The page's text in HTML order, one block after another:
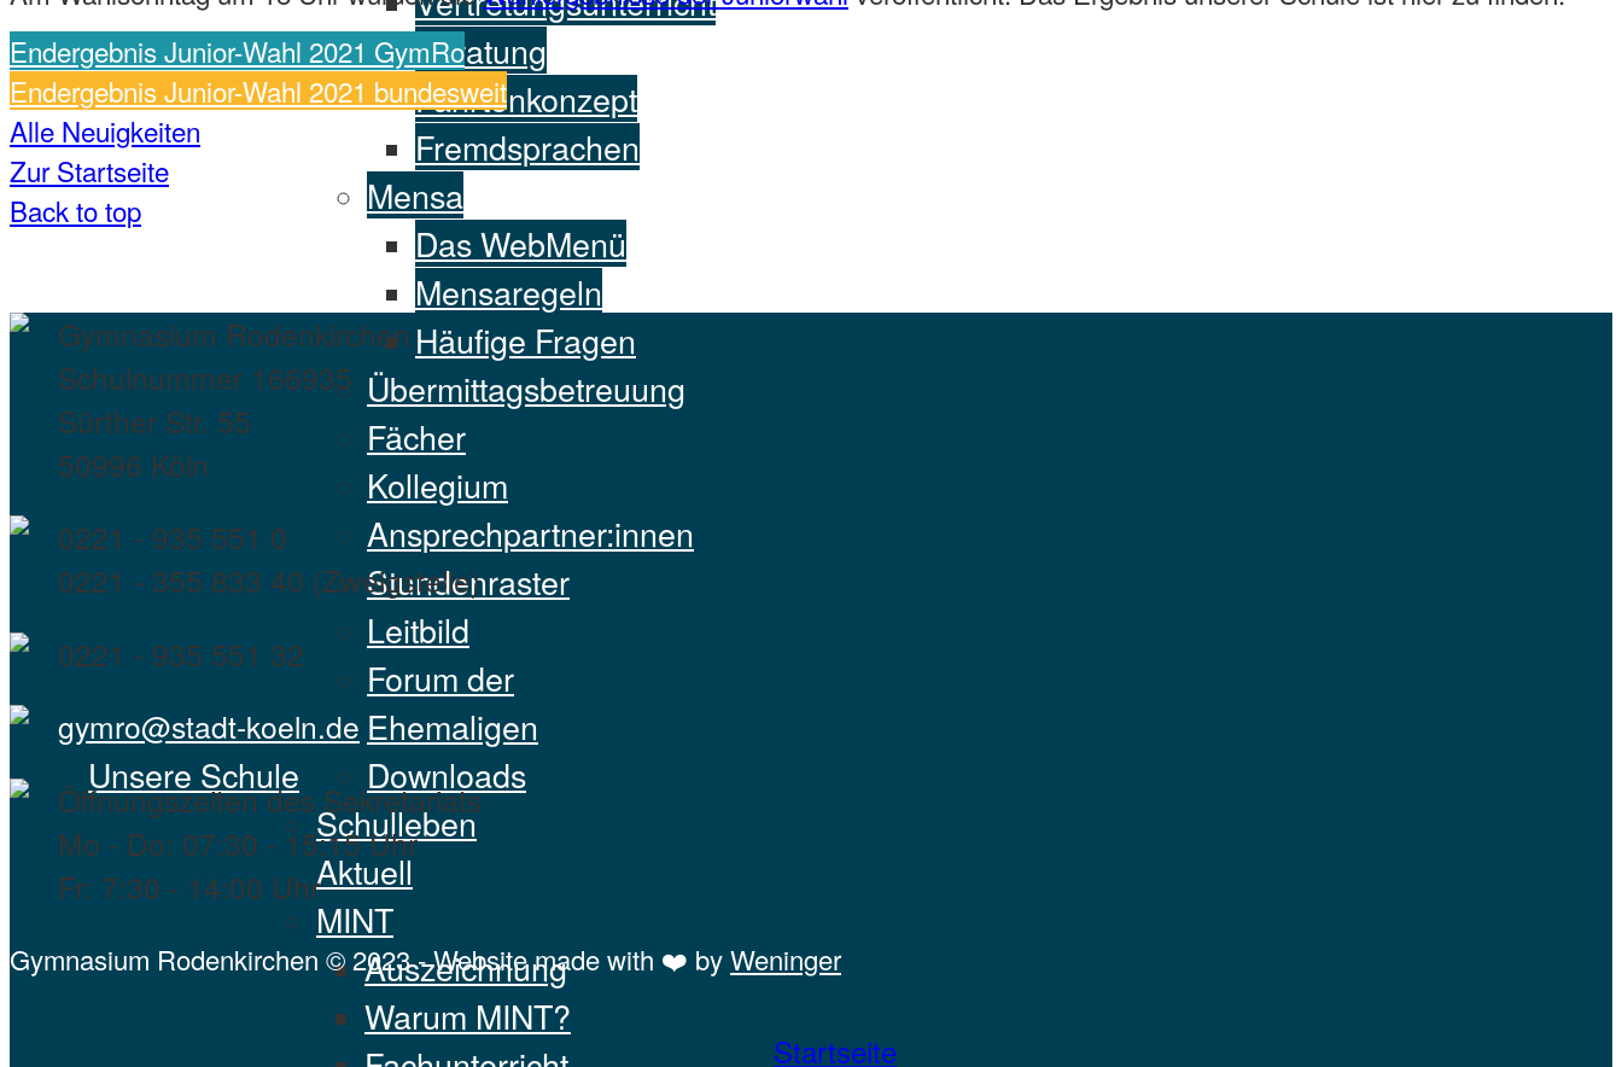
Unsere Schule
Beratung
Fahrtenkonzept
Fremdsprachen
Mensa
Das WebMenü
Mensaregeln
Häufige Fragen
Übermittagsbetreuung
Fächer
Kollegium
Ansprechpartner:innen
Stundenraster
Leitbild
Forum der
Ehemaligen
Downloads
Schulleben
Aktuell
MINT
Auszeichnung
Warum MINT?
Endergebnis Junior-Wahl 2021 GymRo
Endergebnis Junior-Wahl 2021 bundesweit
Alle Neuigkeiten
Zur Startseite
Back to top
Gymnasium Rodenkirchen
Schulnummer 166935
Sürther Str. 55
50996 Köln
0221 - 935 551 0
0221 - 355 833 40 (Zweigstelle)
0221 - 935 551 32
gymro@stadt-koeln.de
Öffnungszeiten des Sekretariats
Mo - Do: 07:30 - 15:15 Uhr
Fr: 7:30 - 14:00 Uhr
Gymnasium Rodenkirchen © 2023 - Website made with ❤️ byWeninger
Startseite